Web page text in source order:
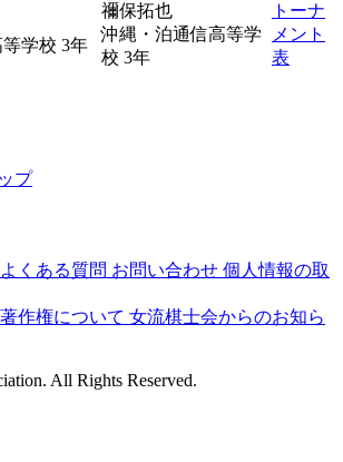
学校 3年
禰保拓也
沖縄・泊通信高等学
校 3年
トーナ
メント
表
プ
よくある質問 お問い合わせ 個人情報の取
作権について 女流棋士会からのお知ら
All Rights Reserved.